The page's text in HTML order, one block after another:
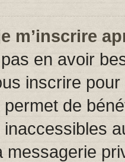
m’inscrire
en avoir
inscrire
permet de